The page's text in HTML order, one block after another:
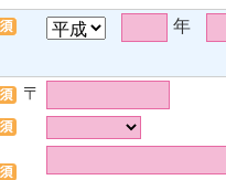
年
〒